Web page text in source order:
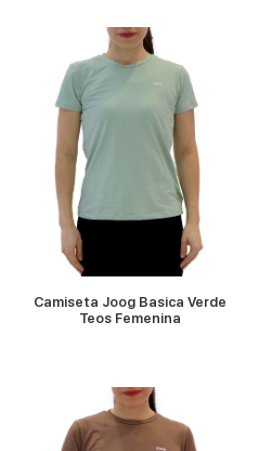
Camiseta Joog Basica Verde
Teos Femenina